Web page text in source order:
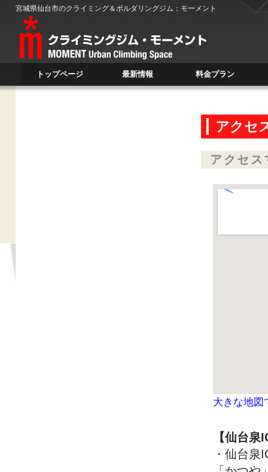
宮城県仙台市のクライミング＆ボルダリングジム：モーメント
トップページ 最新情報 料金プラン
アクセ
アクセス
大きな地図
【仙台
・仙台